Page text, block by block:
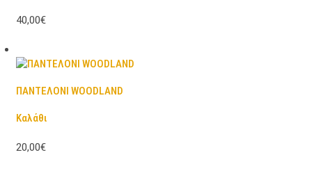
40,00€
ΠΑΝΤΕΛΟΝΙ WOODLAND
Καλάθι
20,00€